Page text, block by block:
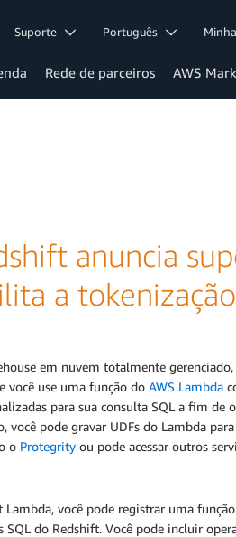
Suporte Português
Rede de parceiros AWS
anuncia
a tokenização
em nuvem totalmente
você use uma função do AWS Lambda
para sua consulta SQL a fim
você pode gravar UDFs do Lambda
o Protegrity ou pode acessar outros
Lambda, você pode registrar uma
SQL do Redshift. Você pode incluir